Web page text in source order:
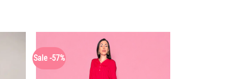
Sale -57%